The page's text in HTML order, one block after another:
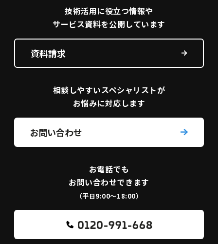
技術活用に役立つ情報や
サービス資料を公開しています
資料請求
相談しやすいスペシャリストが
お悩みに対応します
お問い合わせ
お電話でも
お問い合わせできます
（平日9:00〜18:00）
0120-991-668